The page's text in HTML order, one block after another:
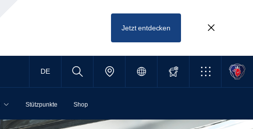
Jetzt entdecken
DE
Stützpunkte Shop